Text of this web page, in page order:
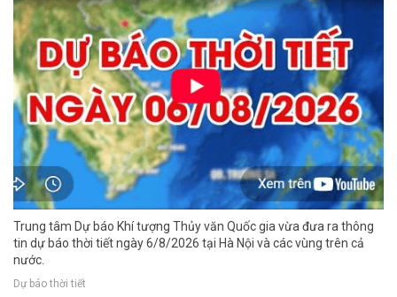
Trung tâm Dự báo Khí tượng Thủy văn Quốc gia vừa đưa ra thông
tin dự báo thời tiết ngày 6/8/2026 tại Hà Nội và các vùng trên cả
nước.
Dự báo thời tiết